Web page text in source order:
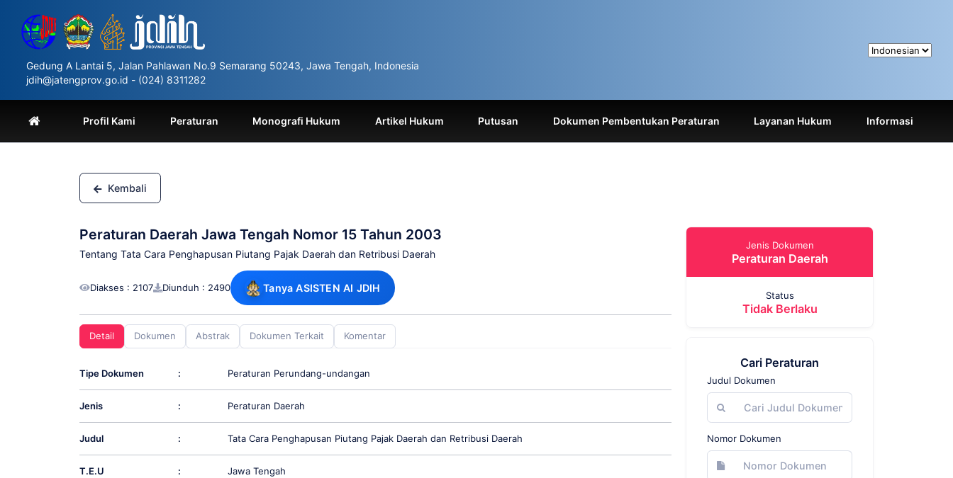
website
includes
accessibility
system.
Control-
F11
Gedung A Lantai 5, Jalan Pahlawan No.9 Semarang 50243, Jawa Tengah, Indonesia
jdih@jatengprov.go.id - (024) 8311282
Profil Kami Peraturan Monografi Hukum Artikel Hukum Putusan Dokumen Pembentukan Peraturan Layanan Hukum Informasi
Kembali
Peraturan Daerah Jawa Tengah Nomor 15 Tahun 2003
Tentang Tata Cara Penghapusan Piutang Pajak Daerah dan Retribusi Daerah
Diakses : 2107 Diunduh : 2490 Tanya ASISTEN AI JDIH
Detail Dokumen Abstrak Dokumen Terkait Komentar
Tipe Dokumen : Peraturan Perundang-undangan
Jenis : Peraturan Daerah
Judul : Tata Cara Penghapusan Piutang Pajak Daerah dan Retribusi Daerah
T.E.U : Jawa Tengah
Jenis Dokumen
Peraturan Daerah
Status
Tidak Berlaku
Cari Peraturan
Judul Dokumen
Nomor Dokumen